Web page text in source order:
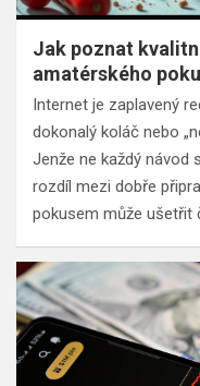
Jak poznat
amatérského
Internet je zaplavený
dokonalý koláč nebo
Jenže ne každý návod
rozdíl mezi dobře
pokusem může ušetřit